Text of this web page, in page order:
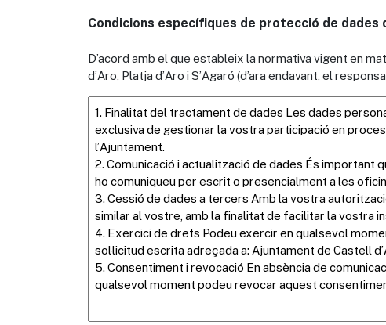
Condicions específiques de protecció de
D’acord amb el que estableix la normativa vigent en
d’Aro, Platja d’Aro i S’Agaró (d’ara endavant, el